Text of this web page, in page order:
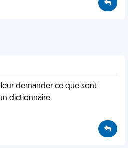
demander ce que sont
dictionnaire.